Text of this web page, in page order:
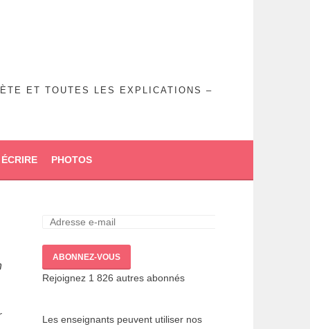
ET TOUTES LES EXPLICATIONS –
PHOTOS
ABONNEZ-VOUS
Rejoignez 1 826 autres abonnés
Les enseignants peuvent utiliser nos